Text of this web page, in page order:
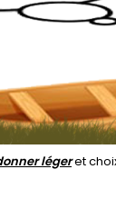
légeret